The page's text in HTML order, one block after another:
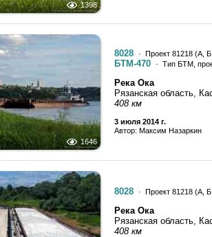
1398
1646
8028 · Проект 81218 (А,
БТМ-470 · Тип БТМ,
Река Ока
Рязанская область,
408 км
3 июля 2014 г.
Автор: Максим Назаркин
8028 · Проект 81218 (А,
Река Ока
Рязанская область,
408 км